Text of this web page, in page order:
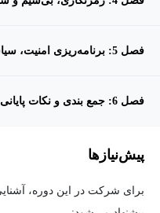
فصل 5: برنامه‌ریزی امنیت، سیاست‌ها، ریسک و لابراتوار
فصل 6: جمع بندی و نکات پایانی
پیش‌نیاز‌ها
برای شرکت در این دوره،